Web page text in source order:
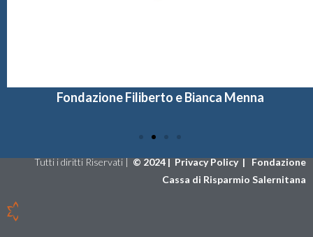
Fondazione Filiberto e Bianca Menna
Tutti i diritti Riservati |©2024 |Privacy Policy|Fondazione
Cassa di Risparmio Salernitana